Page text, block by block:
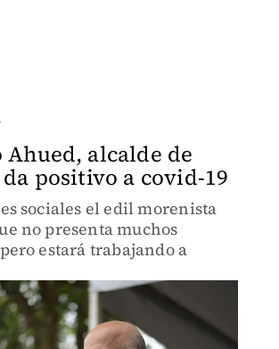
Ahued, alcalde de
positivo a covid-19
sociales el edil morenista
no presenta muchos
estará trabajando a